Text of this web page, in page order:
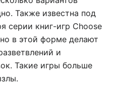
Также известна под
серии книг-игр Choose
в этой форме делают
и
Такие игры больше